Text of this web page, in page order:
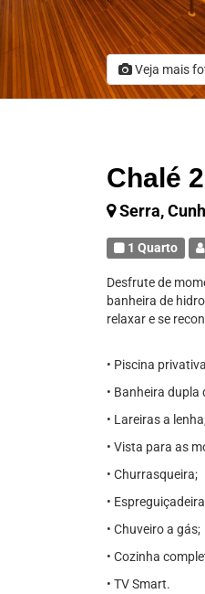
Veja mais
Chalé
Serra,
1 Quarto
Desfrute de
banheira de
relaxar e se
• Piscina
• Banheira
• Lareiras a
• Vista para as
• Churrasqueira;
•
• Chuveiro a gás;
• Cozinha
• TV Smart.